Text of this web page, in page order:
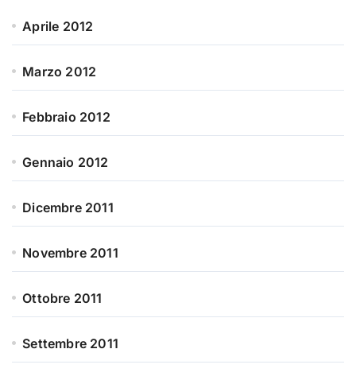
Aprile 2012
Marzo 2012
Febbraio 2012
Gennaio 2012
Dicembre 2011
Novembre 2011
Ottobre 2011
Settembre 2011